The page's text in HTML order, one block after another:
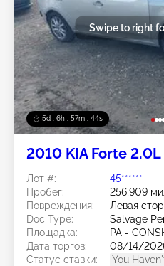
5d : 6h : 57m : 41s
Swipe to right
2010 KIA Forte 2.0L
Лот #:
45******
Пробег:
256,909
Повреждения:
Левая
Doc Type:
Salvage
Площадка:
PA -
Дата торгов:
08/14/
Статус ставки:
You